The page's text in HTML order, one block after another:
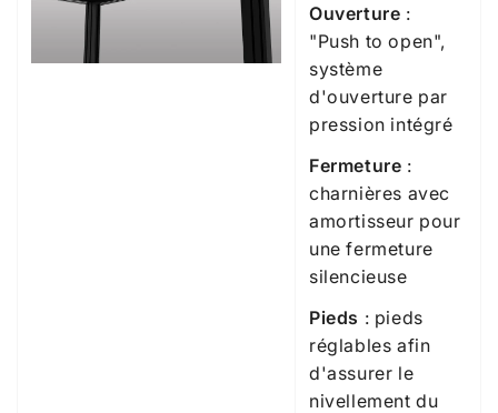
Ouverture :
"Push to open",
système
d'ouverture par
pression intégré
Fermeture :
charnières avec
amortisseur pour
une fermeture
silencieuse
Pieds : pieds
réglables afin
d'assurer le
nivellement du